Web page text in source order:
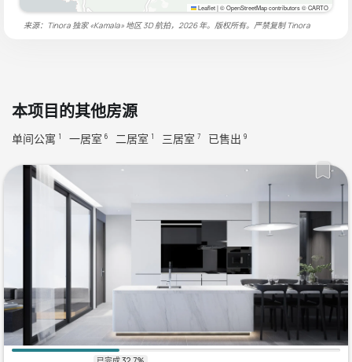
Leaflet|© OpenStreetMap contributors © CARTO
来源：Tinora 独家 «Kamala» 地区 3D 航拍，2026 年。版权所有。严禁复制Tinora
本项目的其他房源
单间公寓 1 一居室 6 二居室 1 三居室 7 已售出 9